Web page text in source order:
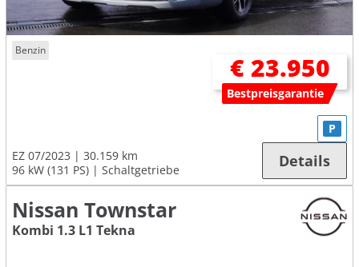
Benzin
€ 23.950
Bestpreisgarantie
EZ 07/2023
30.159 km
96 kW (131 PS)
Schaltgetriebe
P
Details
Nissan Townstar
Kombi 1.3 L1 Tekna